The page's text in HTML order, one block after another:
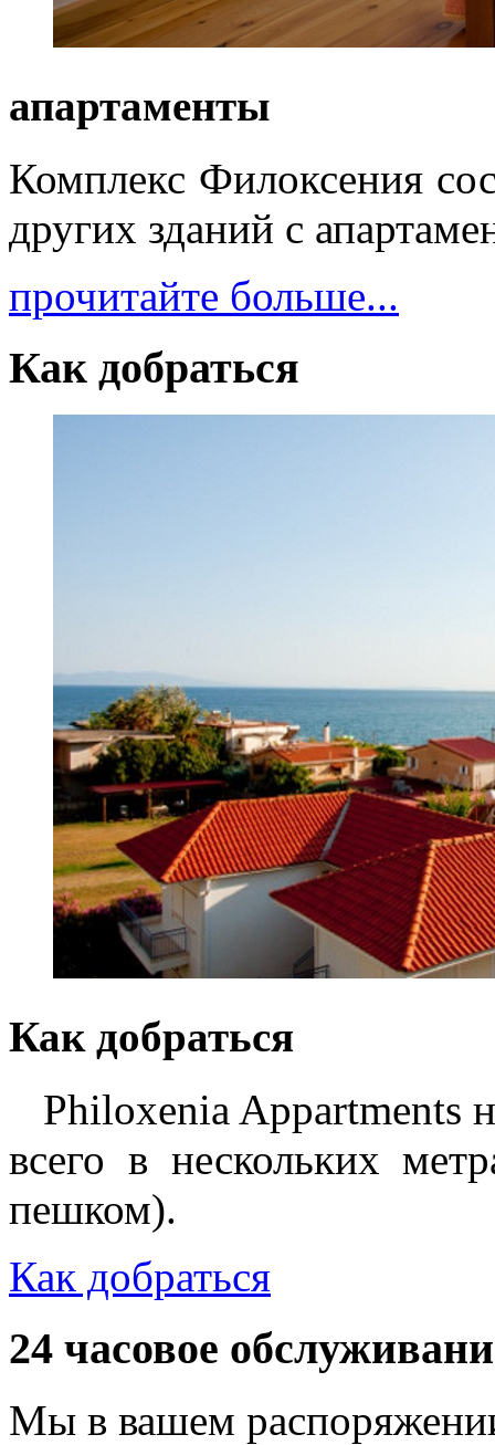
апартаменты
Комплекс Филоксения
других зданий с
прочитайте больше...
Как добраться
Как добраться
Philoxenia Appartments
всего в нескольких
пешком).
Как добраться
24 часовое
Мы в вашем